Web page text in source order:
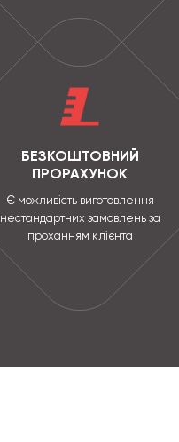
БЕЗКОШТОВНИЙ
ПРОРАХУНОК
Є можливість виготовлення
нестандартних замовлень за
проханням клієнта